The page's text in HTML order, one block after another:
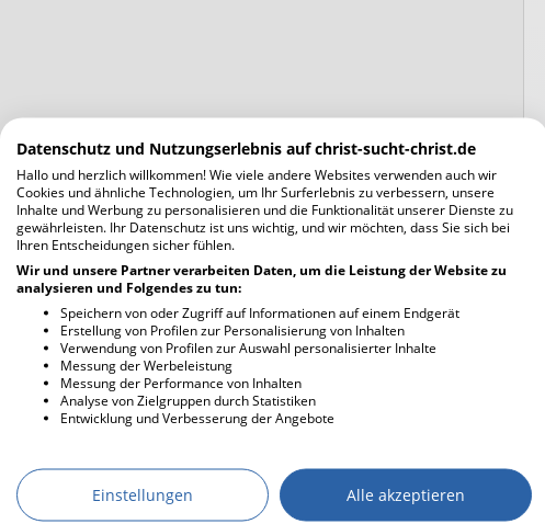
Datenschutz und Nutzungserlebnis auf christ-sucht-christ.de
Hallo und herzlich willkommen! Wie viele andere Websites verwenden auch wir
Cookies und ähnliche Technologien, um Ihr Surferlebnis zu verbessern, unsere
Inhalte und Werbung zu personalisieren und die Funktionalität unserer Dienste zu
gewährleisten. Ihr Datenschutz ist uns wichtig, und wir möchten, dass Sie sich bei
Ihren Entscheidungen sicher fühlen.
Wir und unsere Partner verarbeiten Daten, um die Leistung der Website zu
analysieren und Folgendes zu tun:
Speichern von oder Zugriff auf Informationen auf einem Endgerät
Erstellung von Profilen zur Personalisierung von Inhalten
Verwendung von Profilen zur Auswahl personalisierter Inhalte
Messung der Werbeleistung
Messung der Performance von Inhalten
Analyse von Zielgruppen durch Statistiken
Entwicklung und Verbesserung der Angebote
Einstellungen Alle akzeptieren